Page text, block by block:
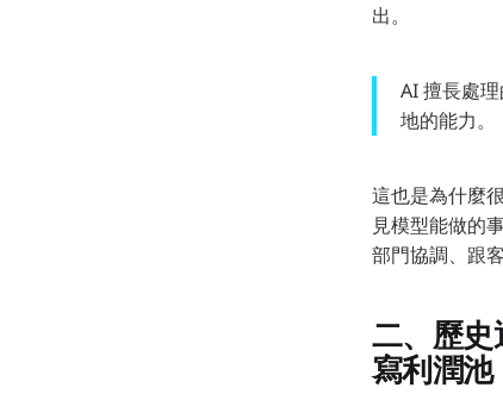
出。
AI 擅長處
地的能力。
這也是為什麼
見模型能做的
部門協調、跟
二、歷
寫利潤池